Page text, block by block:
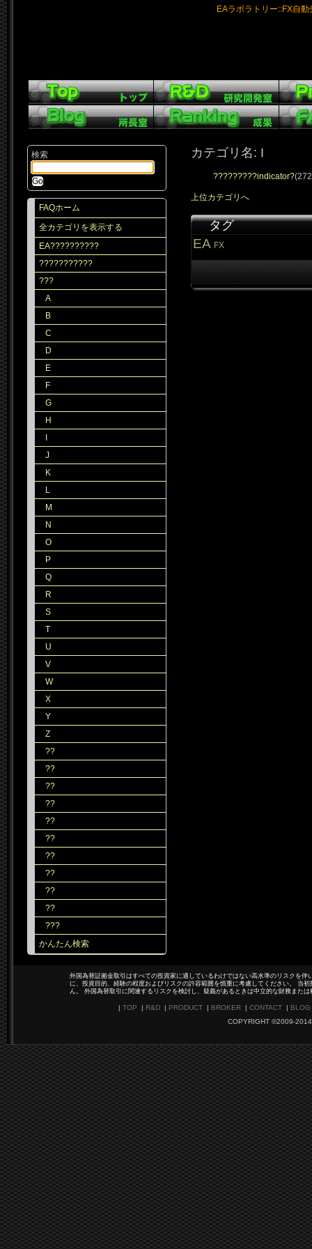
EAラボラトリー::FX自
検索
FAQホーム
全カテゴリを表示する
EA??????????
???????????
???
A
B
C
D
E
F
G
H
J
K
L
M
N
O
P
Q
R
S
T
U
V
W
X
Y
Z
??
??
??
??
??
??
??
??
??
??
???
かんたん検索
カテゴリ名: I
?????????indicator?
上位カテゴリへ
タグ
EA FX
外国為替証拠金取引はすべての投資家に適しているわけではない高水準のリスクを
に、投資目的、経験の程度およびリスクの許容範囲を慎重に考慮してください。 当
ん。 外国為替取引に関連するリスクを検討し、疑義があるときは中立的な財務また
| TOP | R&D| PRODUCT| BROKER| CONTACT| BLOG
COPYRIGHT ©2009-